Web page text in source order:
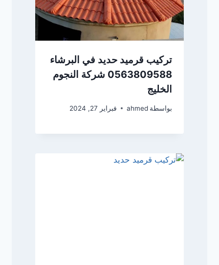
تركيب قرميد حديد في البرشاء
0563809588 شركة النجوم
الخليج
بواسطة ahmed فبراير 27, 2024